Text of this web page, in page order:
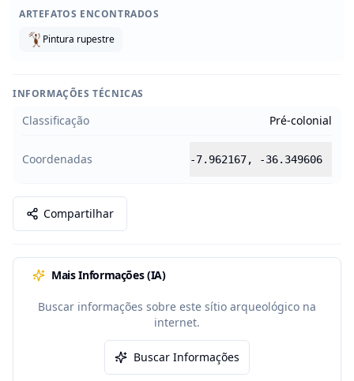
ARTEFATOS ENCONTRADOS
Pintura rupestre
INFORMAÇÕES TÉCNICAS
Classificação Pré-colonial
Coordenadas -7.962167, -36.349606
Compartilhar
Mais Informações (IA)
Buscar informações sobre este sítio arqueológico na
internet.
Buscar Informações